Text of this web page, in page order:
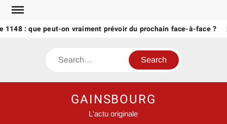
Skip
content
1148 : que peut-on vraiment prévoir du prochain face-à-face ?
Search
GAINSBOURG
L'actu originale